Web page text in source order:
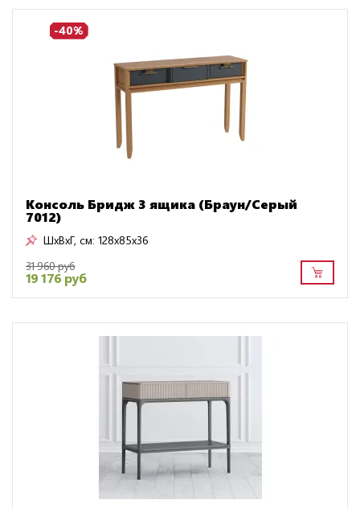
-40%
Консоль Бридж 3 ящика (Браун/Серый
7012)
ШxВxГ, см: 128x85x36
31 960 руб
19 176 руб